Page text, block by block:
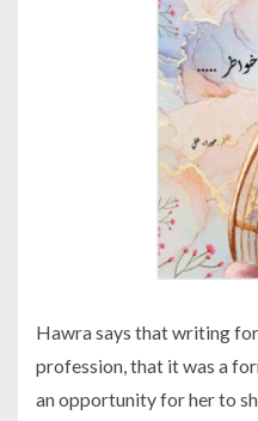
Hawra says that writing
profession, that it was a
an opportunity for her to